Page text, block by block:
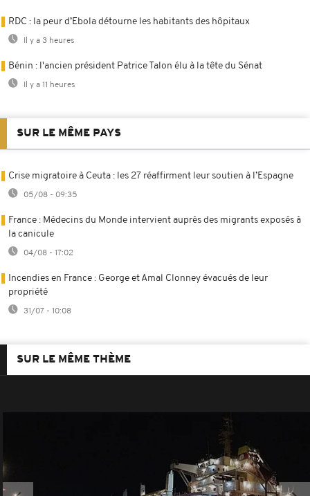
RDC : la peur d’Ebola détourne les habitants des hôpitaux
Il y a 3 heures
Bénin : l'ancien président Patrice Talon élu à la tête du Sénat
Il y a 11 heures
SUR LE MÊME PAYS
Crise migratoire à Ceuta : les 27 réaffirment leur soutien à l’Espagne
05/08 - 09:35
France : Médecins du Monde intervient auprès des migrants exposés à
la canicule
04/08 - 17:02
Incendies en France : George et Amal Clonney évacués de leur
propriété
31/07 - 10:08
SUR LE MÊME THÈME